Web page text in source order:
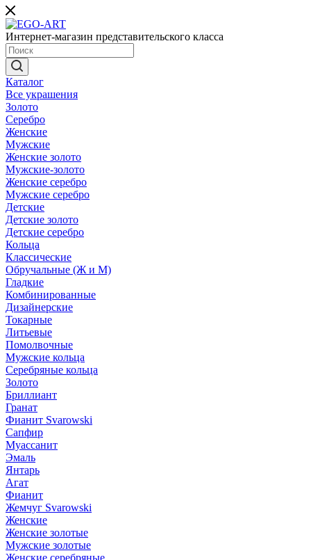
Интернет-магазин представительского класса
Каталог
Все украшения
Золото
Серебро
Женские
Мужские
Женские золото
Мужские-золото
Женские серебро
Мужские серебро
Детские
Детские золото
Детские серебро
Кольца
Классические
Обручальные (Ж и М)
Гладкие
Комбинированные
Дизайнерские
Токарные
Литьевые
Помолвочные
Мужские кольца
Серебряные кольца
Золото
Бриллиант
Гранат
Фианит Svarowski
Сапфир
Муассанит
Эмаль
Янтарь
Агат
Фианит
Жемчуг Svarowski
Женские
Женские золотые
Мужские золотые
Женские серебряные